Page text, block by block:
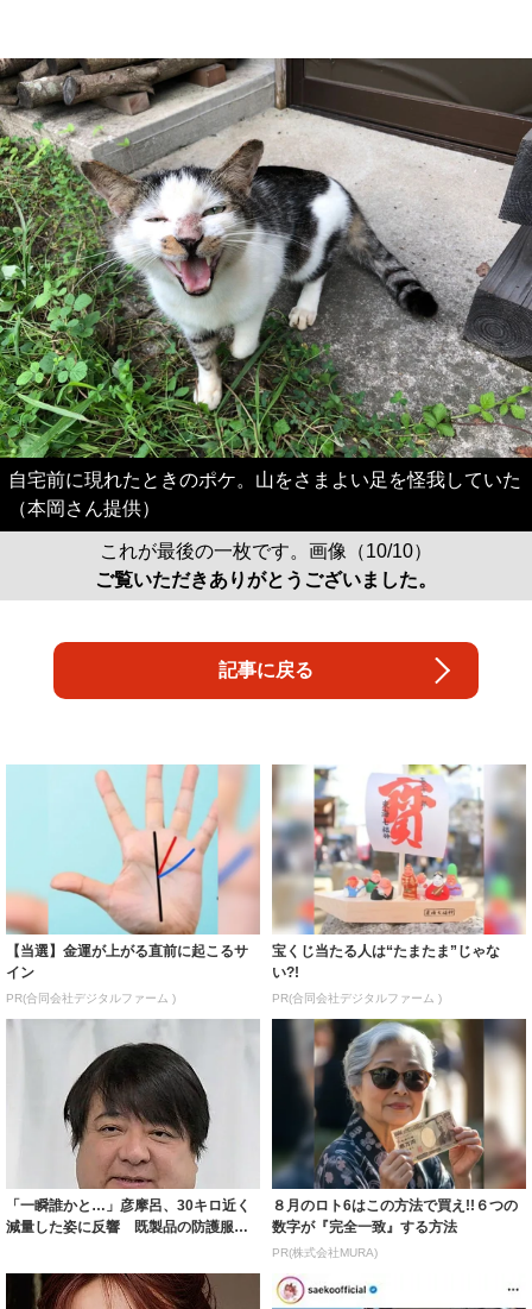
自宅前に現れたときのポケ。山をさまよい足を怪我していた
（本岡さん提供）
これが最後の一枚です。画像（10/10）
ご覧いただきありがとうございました。
記事に戻る
【当選】金運が上がる直前に起こるサ
イン
PR(合同会社デジタルファーム )
宝くじ当たる人は“たまたま”じゃな
い?!
PR(合同会社デジタルファーム )
「一瞬誰かと…」彦摩呂、30キロ近く
減量した姿に反響 既製品の防護服が
８月のロト6はこの方法で買え!!６つの
数字が『完全一致』する方法
PR(株式会社MURA)